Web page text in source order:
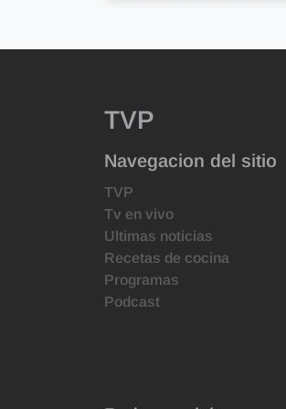
TVP
Navegacion del sitio
TVP
Tv en vivo
Ultimas noticias
Recetas de cocina
Programas
Podcast